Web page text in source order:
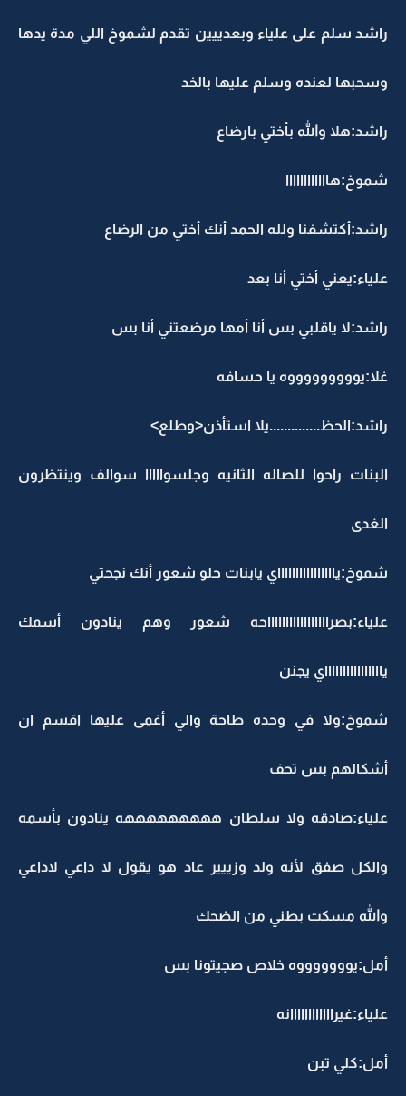
راشد سلم على علياء وبعدييين تقدم لشموخ اللي مدة يدها
وسحبها لعنده وسلم عليها بالخد
راشد:هلا والله بأختي بارضاع
شموخ:هاااااااااااا
راشد:أكتشفنا ولله الحمد أنك أختي من الرضاع
علياء:يعني أختي أنا بعد
راشد:لا ياقلبي بس أنا أمها مرضعتني أنا بس
غلا:يوووووووووه يا حسافه
راشد:الحظ..............يلا استأذن<وطلع>
البنات راحوا للصاله الثانيه وجلسوااااا سوالف وينتظرون
الغدى
شموخ:يااااااااااااااااي يابنات حلو شعور أنك نجحتي
علياء:بصراااااااااااااااااحه شعور وهم ينادون أسمك
يااااااااااااااااي يجنن
شموخ:ولا في وحده طاحة والي أغمى عليها اقسم ان
أشكالهم بس تحف
علياء:صادقه ولا سلطان هههههههههه ينادون بأسمه
والكل صفق لأنه ولد وزييير عاد هو يقول لا داعي لاداعي
والله مسكت بطني من الضحك
أمل:يوووووووه خلاص صجيتونا بس
علياء:غيراااااااااااانه
أمل:كلي تبن